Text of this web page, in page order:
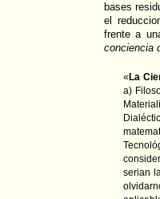
bases
el
frente a
conciencia
« La
a)
serian